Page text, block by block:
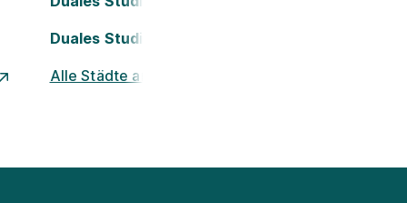
Duales Studium Nürnberg
Alle Städte ansehen